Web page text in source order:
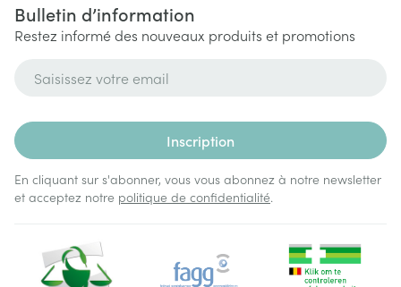
Bulletin d’information
Restez informé des nouveaux produits et promotions
Inscription
En cliquant sur s'abonner, vous vous abonnez à notre newsletter
et acceptez notre politique de confidentialité.